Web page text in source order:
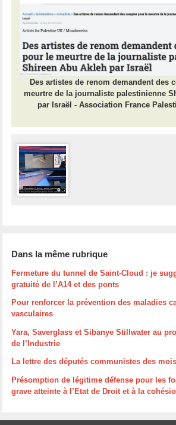
Des artistes de renom demandent des
meurtre de la journaliste palestinienne
par Israël - Association France
Dans la même rubrique
Fermeture du tunnel de Saint-Cloud : je
gratuité de l’A14 et des ponts
Pour renforcer la prévention des maladies
vasculaires
Yara, Saverglass et Sibanye Stillwater au
de l’Industrie
La lettre des députés communistes des
Présomption de légitime défense pour les
grave atteinte à l’Etat de Droit et à la